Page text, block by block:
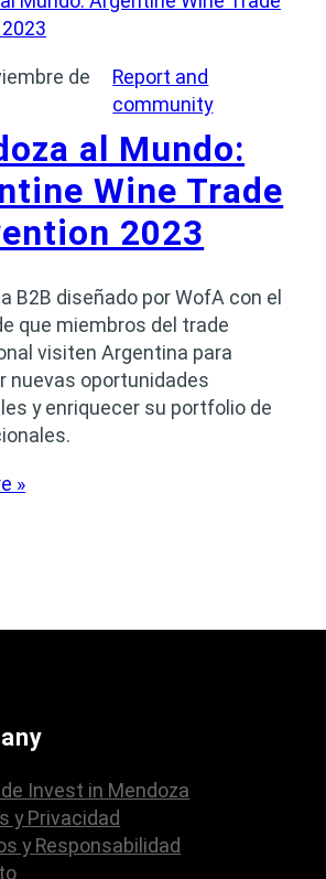
de
Report and
community
al Mundo:
Wine Trade
2023
B2B diseñado por WofA con el
que miembros del trade
visiten Argentina para
nuevas oportunidades
y enriquecer su portfolio de
»
Invest in Mendoza
y Privacidad
y Responsabilidad